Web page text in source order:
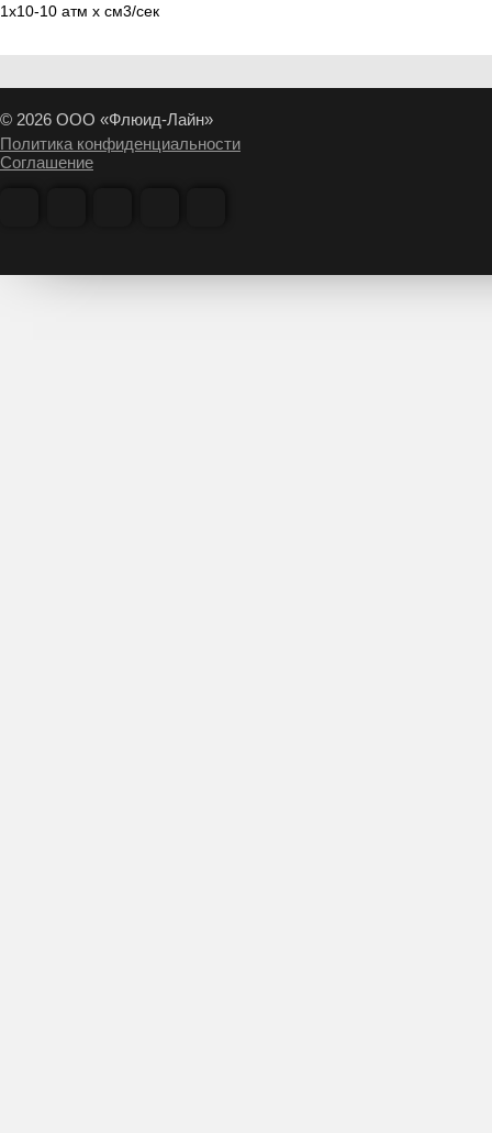
1х10-10 атм х см3/сек
© 2026 ООО «Флюид-Лайн»
Политика конфиденциальности
Соглашение